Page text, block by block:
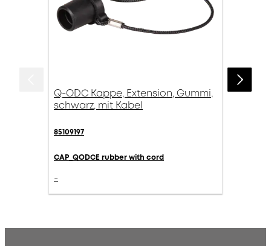
Q-ODC Kappe, Extension, Gummi,
schwarz, mit Kabel
85109197
CAP_QODCE rubber with cord
-